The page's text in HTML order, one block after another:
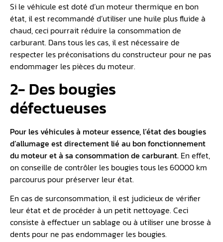
Si le véhicule est doté d’un moteur thermique en bon
état, il est recommandé d’utiliser une huile plus fluide à
chaud, ceci pourrait réduire la consommation de
carburant. Dans tous les cas, il est nécessaire de
respecter les préconisations du constructeur pour ne pas
endommager les pièces du moteur.
2- Des bougies
défectueuses
Pour les véhicules à moteur essence, l’état des bougies
d’allumage est directement lié au bon fonctionnement
du moteur et à sa consommation de carburant. En effet,
on conseille de contrôler les bougies tous les 60000 km
parcourus pour préserver leur état.
En cas de surconsommation, il est judicieux de vérifier
leur état et de procéder à un petit nettoyage. Ceci
consiste à effectuer un sablage ou à utiliser une brosse à
dents pour ne pas endommager les bougies.